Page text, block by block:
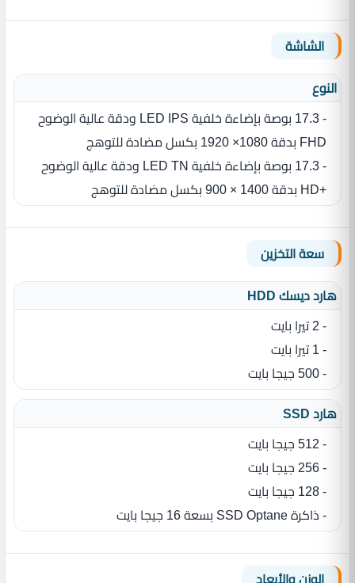
الشاشة
النوع
- 17.3 بوصة بإضاءة خلفية LED IPS ودقة عالية الوضوح
FHD بدقة 1080× 1920 بكسل مضادة للتوهج
- 17.3 بوصة بإضاءة خلفية LED TN ودقة عالية الوضوح
+HD بدقة 1400 × 900 بكسل مضادة للتوهج
سعة التخزين
هارد ديسك HDD
- 2 تيرا بايت
- 1 تيرا بايت
- 500 جيجا بايت
هارد SSD
- 512 جيجا بايت
- 256 جيجا بايت
- 128 جيجا بايت
- ذاكرة SSD Optane بسعة 16 جيجا بايت